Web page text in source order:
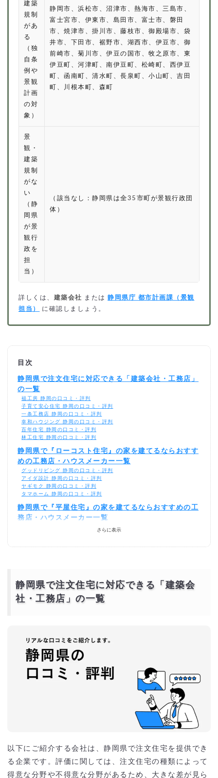
建築
規制
があ
る
（独
自条
例や
景観
計画
の対
象）
静岡市、浜松市、沼津市、熱海市、三島市、
富士宮市、伊東市、島田市、富士市、磐田
市、焼津市、掛川市、藤枝市、御殿場市、袋
井市、下田市、裾野市、湖西市、伊豆市、御
前崎市、菊川市、伊豆の国市、牧之原市、東
伊豆町、河津町、南伊豆町、松崎町、西伊豆
町、函南町、清水町、長泉町、小山町、吉田
町、川根本町、森町
景
観・
建築
規制
がな
い
（静
岡県
が景
観行
政を
担
当）
（該当なし：静岡県は全35市町 が景観行政団
体）
詳しくは、 建築会社 または 静岡県庁 都市計画課（景観
担当）
に確認しましょう。
目次
静岡県で注文住宅に対応できる「建築会社・工務店」
の一覧
福工房 静岡の口コミ・評判
子育て安心住宅 静岡の口コミ・評判
一条工務店 静岡の口コミ・評判
幸和ハウジング 静岡の口コミ・評判
百年住宅 静岡の口コミ・評判
林工住宅 静岡の口コミ・評判
静岡県で『ローコスト住宅』の家を建てるならおすす
めの工務店・ハウスメーカー一覧
グッドリビング 静岡の口コミ・評判
アイダ設計 静岡の口コミ・評判
ヤギモク 静岡の口コミ・評判
タマホーム 静岡の口コミ・評判
静岡県で『平屋住宅』の家を建てるならおすすめの工
務店・ハウスメーカー一覧
静鉄ホームズ 静岡の口コミ・評判
静岡県で『ZEH住宅』の家を建てるならおすすめの工
務店・ハウスメーカー一覧
コアハウス 静岡の口コミ・評判
静岡県の注文住宅における土地の有無による坪単価の
相場
注文住宅の土地購入あり価格の相場
注文住宅の土地購入なし（建て替え）価格の相場
静岡県で注文住宅の建築予算をオーバーしないように
抑えるには？
相見積もりとは？
一括見積もり無料サービスで安く注文住宅をできる優良会社を探す！
さらに表示
静岡県で注文住宅に対応できる「建築会
社・工務店」の一覧
以下にご紹介する会社は、静岡県で注文住宅を提供でき
る企業です。評価に関しては、注文住宅の種類によって
得意な分野や不得意な分野があるため、大きな差が見ら